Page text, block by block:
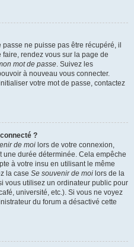
ne puisse pas être récupéré, il
rendez vous sur la page de
mot de passe. Suivez les
à nouveau vous connecter.
votre mot de passe, contactez
?
de moi lors de votre connexion,
durée déterminée. Cela empêche
à votre insu en utilisant le même
la case Se souvenir de moi lors de la
vous utilisez un ordinateur public pour
université, etc.). Si vous ne voyez
du forum a désactivé cette